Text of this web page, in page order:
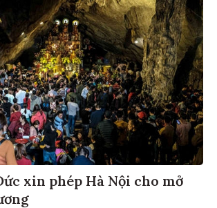
xin phép Hà Nội cho mở